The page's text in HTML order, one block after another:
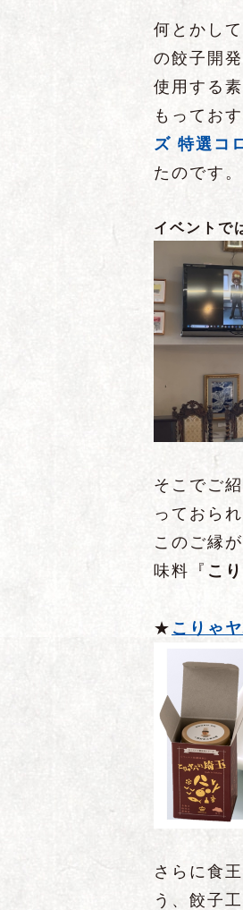
何とかし
の餃子開
使用する
もってお
ズ 特選コ
たのです。
イベントで
そこでご
っておら
このご縁
味料『 こ
★ こりゃ
さらに食
う、餃子